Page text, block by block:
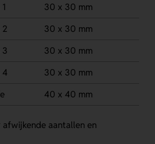
30 x 30 mm
2
30 x 30 mm
3
30 x 30 mm
4
30 x 30 mm
40 x 40 mm
aantallen en